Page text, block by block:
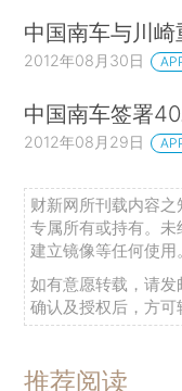
中国南车与川
2012年08月30日
中国南车签署
2012年08月29日
财新网所刊载内容
专属所有或持有。
建立镜像等任何使用。
如有意愿转载，请发
确认及授权后，方可
推荐阅读